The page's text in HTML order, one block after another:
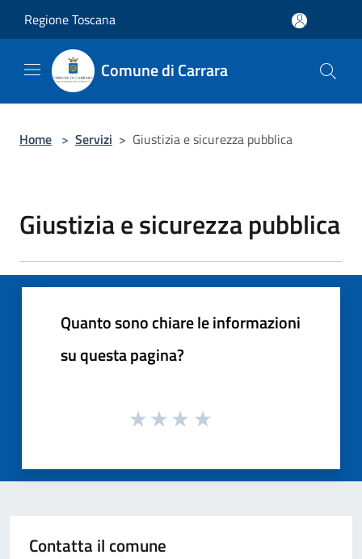
Regione Toscana
Comune di Carrara
Home > Servizi > Giustizia e sicurezza pubblica
Giustizia e sicurezza pubblica
Quanto sono chiare le informazioni
su questa pagina?
Contatta il comune